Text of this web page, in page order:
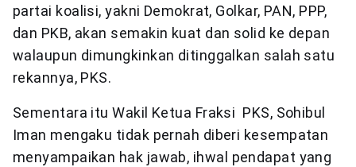
partai koalisi, yakni Demokrat, Golkar, PAN, PPP,
dan PKB, akan semakin kuat dan solid ke depan
walaupun dimungkinkan ditinggalkan salah satu
rekannya, PKS.
Sementara itu Wakil Ketua Fraksi PKS, Sohibul
Iman mengaku tidak pernah diberi kesempatan
menyampaikan hak jawab, ihwal pendapat yang